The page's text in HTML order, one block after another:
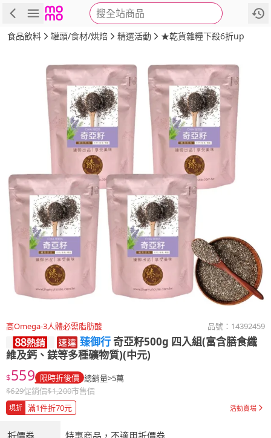
搜全站商品
商品 評價 詳情
食品飲料 罐頭/食材/烘焙 精選活動 ★乾貨雜糧下殺6折up
高Omega-3人體必需脂肪酸 品號： 14392459
臻御行 奇亞籽500g 四入組(富含膳食纖
維及鈣、鎂等多種礦物質)(中元)
$559 限時折後價 總銷量>5萬
$629促銷價$1,200市售價
現折 滿1件折70元 活動賣場